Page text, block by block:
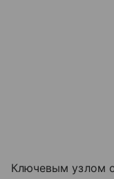
Ключевым узлом